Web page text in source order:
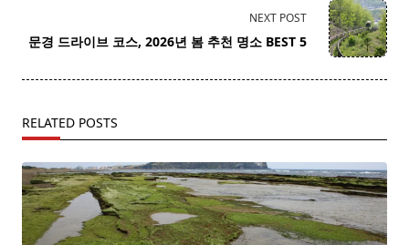
reader-
text">Page</span>
NEXT POST
문경 드라이브 코스, 2026년 봄 추천 명소 BEST 5
RELATED POSTS